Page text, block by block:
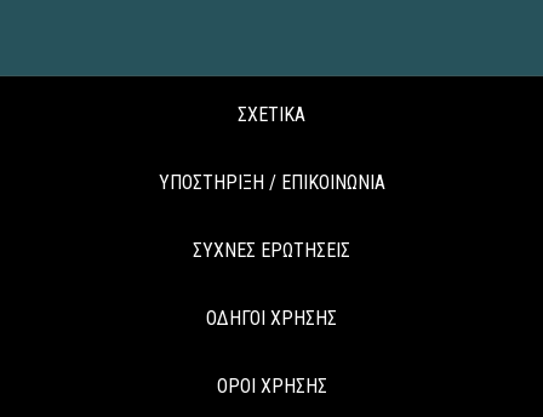
ΣΧΕΤΙΚΑ
ΥΠΟΣΤΗΡΙΞΗ / ΕΠΙΚΟΙΝΩΝΙΑ
ΣΥΧΝΕΣ ΕΡΩΤΗΣΕΙΣ
ΟΔΗΓΟΙ ΧΡΗΣΗΣ
ΟΡΟΙ ΧΡΗΣΗΣ